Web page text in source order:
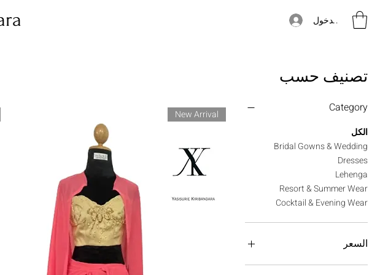
تسجيل الدخول
تصنيف حسب
Category
الكل
Bridal Gowns & Wedding
Dresses
Lehenga
Resort & Summer Wear
Cocktail & Evening Wear
السعر
New Arrival